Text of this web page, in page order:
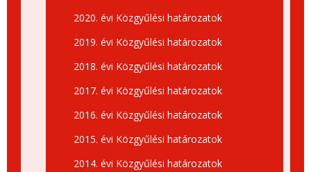
2020. évi Közgyűlési határozatok
2019. évi Közgyűlési határozatok
2018. évi Közgyűlési határozatok
2017. évi Közgyűlési határozatok
2016. évi Közgyűlési határozatok
2015. évi Közgyűlési határozatok
2014. évi Közgyűlési határozatok